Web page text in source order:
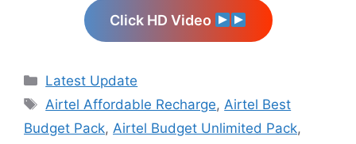
Click HD Video
Categories
Latest Update
Tags
Airtel Affordable Recharge,Airtel Best
Budget Pack, Airtel Budget Unlimited Pack,